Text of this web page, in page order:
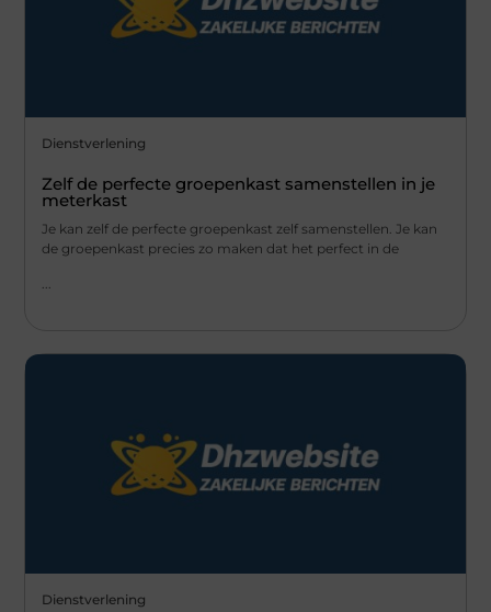
Dienstverlening
Zelf de perfecte groepenkast samenstellen in je
meterkast
Je kan zelf de perfecte groepenkast zelf samenstellen. Je kan
de groepenkast precies zo maken dat het perfect in de
...
Dienstverlening